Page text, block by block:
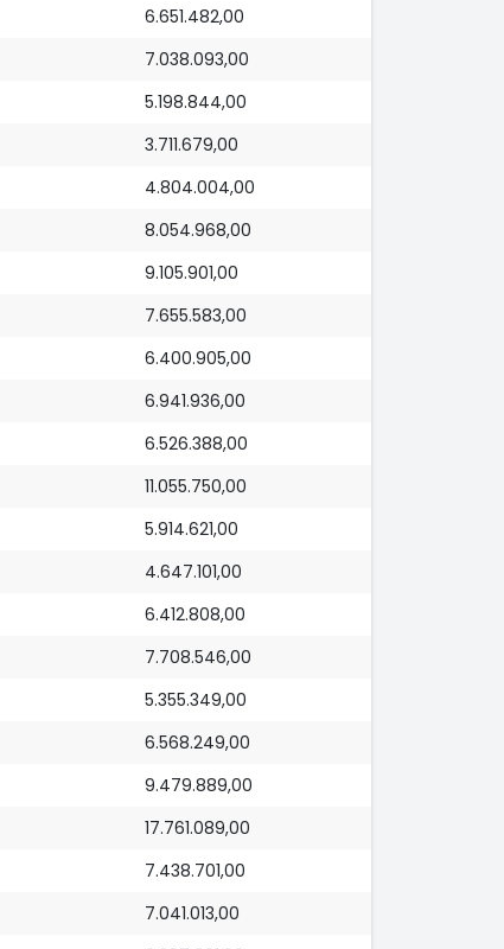
6.651.482,00
7.038.093,00
5.198.844,00
3.711.679,00
4.804.004,00
8.054.968,00
9.105.901,00
7.655.583,00
6.400.905,00
6.941.936,00
6.526.388,00
11.055.750,00
5.914.621,00
4.647.101,00
6.412.808,00
7.708.546,00
5.355.349,00
6.568.249,00
9.479.889,00
17.761.089,00
7.438.701,00
7.041.013,00